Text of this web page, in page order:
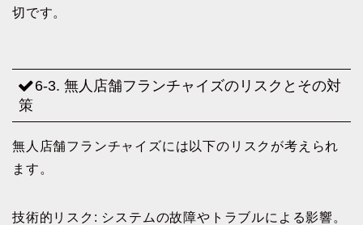
切です。
6-3. 無人店舗フランチャイズのリスクとその対
策
無人店舗フランチャイズには以下のリスクが考えられ
ます。
技術的リスク: システムの故障やトラブルによる影響。